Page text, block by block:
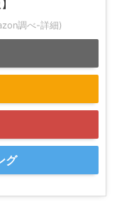
調べ-詳細)
グ